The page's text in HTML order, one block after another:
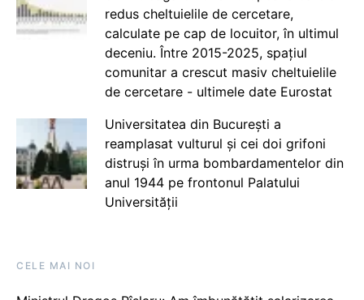
redus cheltuielile de cercetare,
calculate pe cap de locuitor, în ultimul
deceniu. Între 2015-2025, spațiul
comunitar a crescut masiv cheltuielile
de cercetare - ultimele date Eurostat
Universitatea din București a
reamplasat vulturul și cei doi grifoni
distruși în urma bombardamentelor din
anul 1944 pe frontonul Palatului
Universității
CELE MAI NOI